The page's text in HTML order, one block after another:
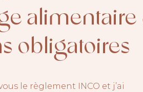
alimentaire
obligatoires
le règlement INCO et j’ai